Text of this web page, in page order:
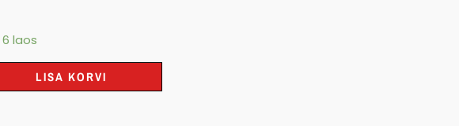
6 laos
LISA KORVI